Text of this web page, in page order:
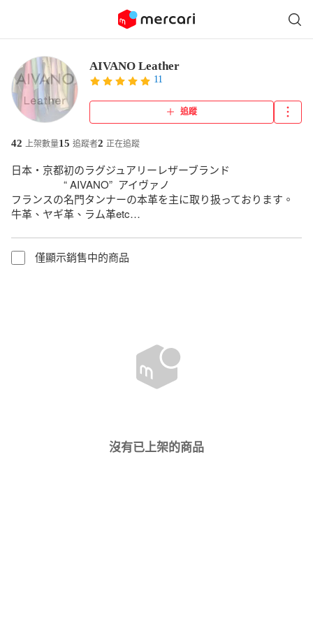
AIVANO Leather
11
追蹤
42 上架數量15 追蹤者2 正在追蹤
日本・京都初のラグジュアリーレザーブランド
“ AIVANO”  アイヴァノ
フランスの名門タンナーの本革を主に取り扱っております。
牛革、ヤギ革、ラム革etc…
僅顯示銷售中的商品
沒有已上架的商品